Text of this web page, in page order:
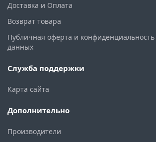
Доставка и Оплата
Возврат товара
Публичная оферта и
данных
Служба поддержки
Карта сайта
Дополнительно
Производители